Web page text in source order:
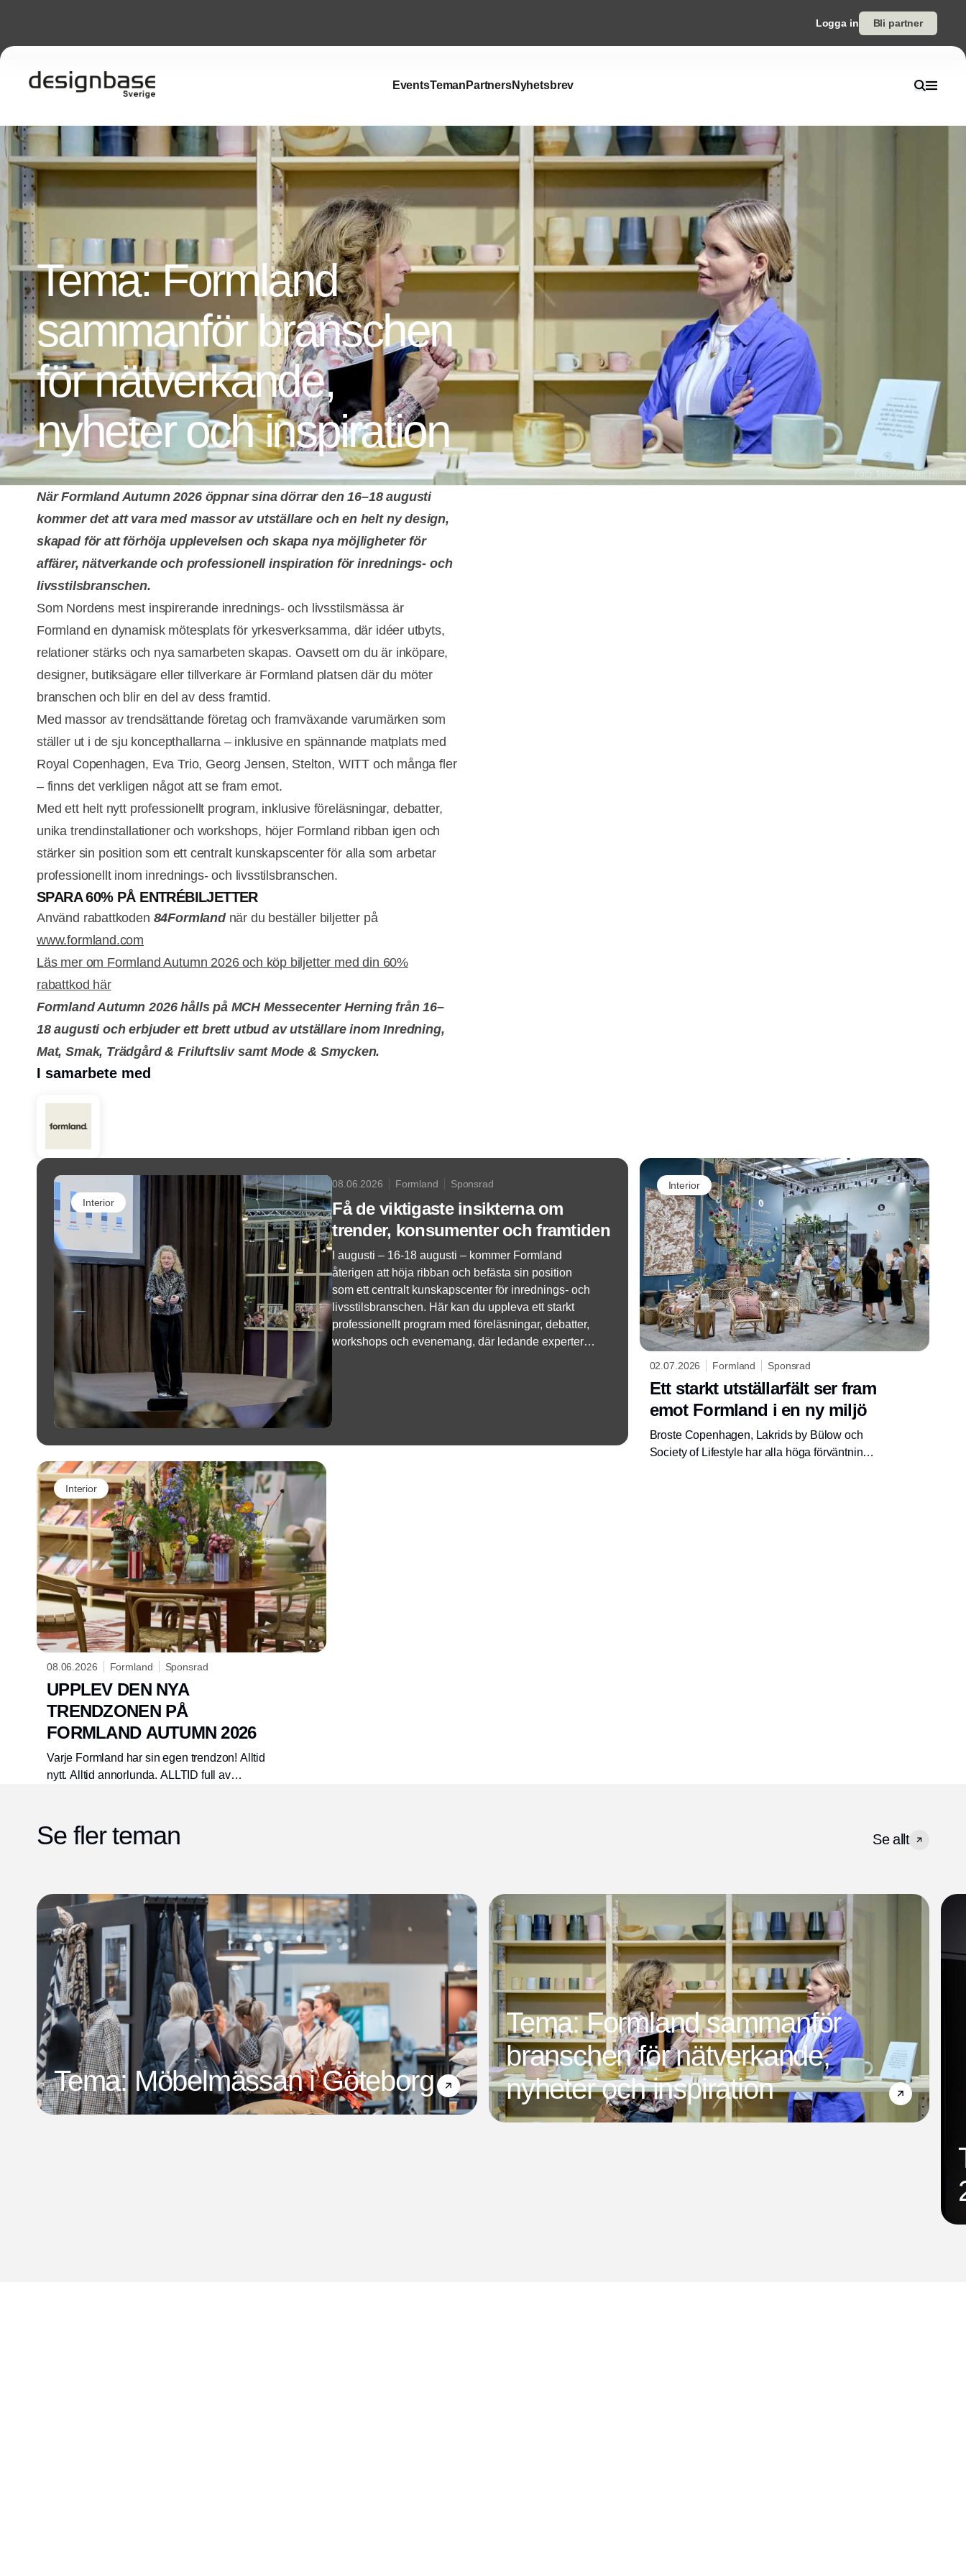
Logga in Bli partner
EventsTeman PartnersNyhetsbrev
Tema: Formland
sammanför branschen
för nätverkande,
nyheter och inspiration
Foto: Messecenter Herning
När Formland Autumn 2026 öppnar sina dörrar den 16–18 augusti
kommer det att vara med massor av utställare och en helt ny design,
skapad för att förhöja upplevelsen och skapa nya möjligheter för
affärer, nätverkande och professionell inspiration för inrednings- och
livsstilsbranschen.
Som Nordens mest inspirerande inrednings- och livsstilsmässa är
Formland en dynamisk mötesplats för yrkesverksamma, där idéer utbyts,
relationer stärks och nya samarbeten skapas. Oavsett om du är inköpare,
designer, butiksägare eller tillverkare är Formland platsen där du möter
branschen och blir en del av dess framtid.
Med massor av trendsättande företag och framväxande varumärken som
ställer ut i de sju koncepthallarna – inklusive en spännande matplats med
Royal Copenhagen, Eva Trio, Georg Jensen, Stelton, WITT och många fler
– finns det verkligen något att se fram emot.
Med ett helt nytt professionellt program, inklusive föreläsningar, debatter,
unika trendinstallationer och workshops, höjer Formland ribban igen och
stärker sin position som ett centralt kunskapscenter för alla som arbetar
professionellt inom inrednings- och livsstilsbranschen.
SPARA 60% PÅ ENTRÉBILJETTER
Använd rabattkoden 84Formlandnär du beställer biljetter på
www.formland.com
Läs mer om Formland Autumn 2026 och köp biljetter med din 60%
rabattkod här
Formland Autumn 2026 hålls på MCH Messecenter Herning från 16–
18 augusti och erbjuder ett brett utbud av utställare inom Inredning,
Mat, Smak, Trädgård & Friluftsliv samt Mode & Smycken.
I samarbete med
Interior
08.06.2026 Formland Sponsrad
Få de viktigaste insikterna om
trender, konsumenter och framtiden
I augusti – 16-18 augusti – kommer Formland
återigen att höja ribban och befästa sin position
som ett centralt kunskapscenter för inrednings- och
livsstilsbranschen. Här kan du uppleva ett starkt
professionellt program med föreläsningar, debatter,
workshops och evenemang, där ledande experter
Interior
02.07.2026 Formland Sponsrad
Ett starkt utställarfält ser fram
emot Formland i en ny miljö
Broste Copenhagen, Lakrids by Bülow och
Society of Lifestyle har alla höga förväntningar
Interior
08.06.2026 Formland Sponsrad
UPPLEV DEN NYA
TRENDZONEN PÅ
FORMLAND AUTUMN 2026
Varje Formland har sin egen trendzon! Alltid
nytt. Alltid annorlunda. ALLTID full av
undantag, och vi ser fram emot att välkomna
dig in i "Analog ... en butik" 16-18 augusti.
Se fler teman Se allt
Tema: Möbelmässan i Göteborg
Tema: Formland sammanför
branschen för nätverkande,
nyheter och inspiration